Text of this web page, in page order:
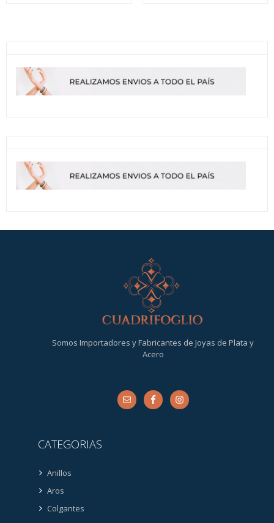
Somos Importadores y Fabricantes de Joyas de Plata y
Acero
CATEGORIAS
Anillos
Aros
Colgantes